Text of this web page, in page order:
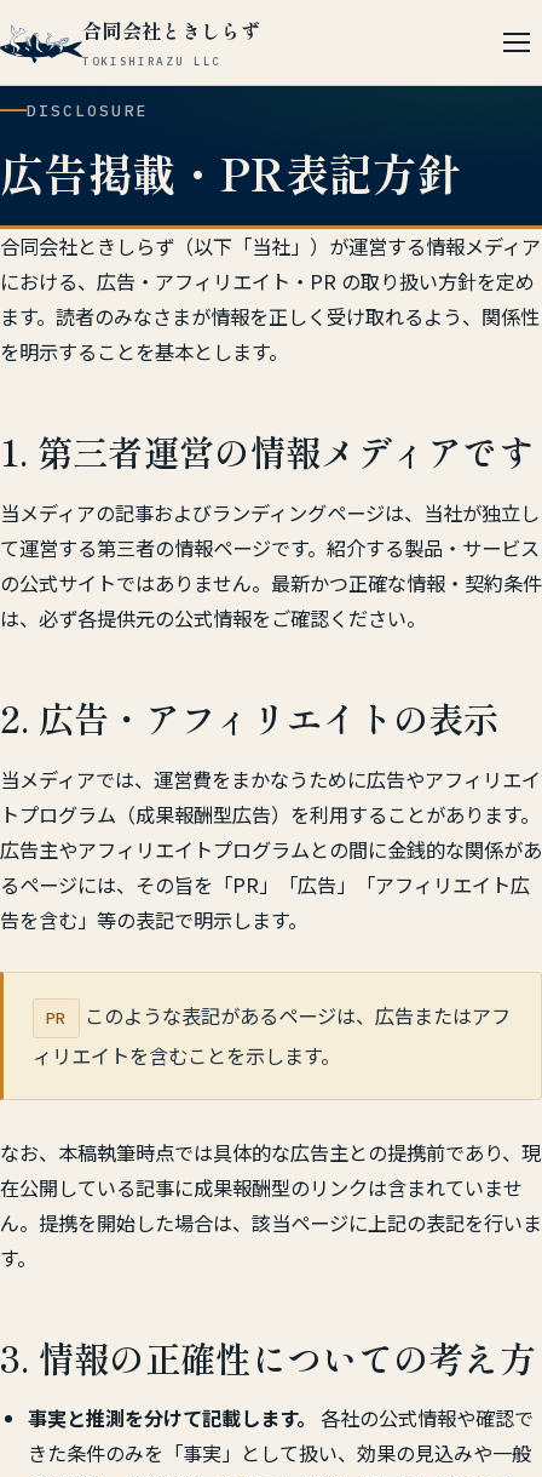
合同会社ときしらず
TOKISHIRAZU LLC
DISCLOSURE
広告掲載・PR表記方針
合同会社ときしらず（以下「当社」）が運営する情報メディア
における、広告・アフィリエイト・PR の取り扱い方針を定め
ます。読者のみなさまが情報を正しく受け取れるよう、関係性
を明示することを基本とします。
1. 第三者運営の情報メディアです
当メディアの記事およびランディングページは、当社が独立し
て運営する第三者の情報ページです。紹介する製品・サービス
の公式サイトではありません。最新かつ正確な情報・契約条件
は、必ず各提供元の公式情報をご確認ください。
2. 広告・アフィリエイトの表示
当メディアでは、運営費をまかなうために広告やアフィリエイ
トプログラム（成果報酬型広告）を利用することがあります。
広告主やアフィリエイトプログラムとの間に金銭的な関係があ
るページには、その旨を「PR」「広告」「アフィリエイト広
告を含む」等の表記で明示します。
PR
このような表記があるページは、広告またはアフ
ィリエイトを含むことを示します。
なお、本稿執筆時点では具体的な広告主との提携前であり、現
在公開している記事に成果報酬型のリンクは含まれていませ
ん。提携を開始した場合は、該当ページに上記の表記を行いま
す。
3. 情報の正確性についての考え方
事実と推測を分けて記載します。 各社の公式情報や確認で
きた条件のみを「事実」として扱い、効果の見込みや一般